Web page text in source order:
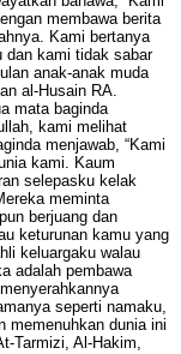
membawa berita
Kami bertanya
dan kami tidak sabar
anak-anak muda
al-Husain RA.
mata baginda
kami melihat
menjawab, “Kami
kami. Kaum
selepasku kelak
meminta
berjuang dan
keturunan kamu yang
keluargaku walau
adalah pembawa
seperti namaku,
memenuhkan dunia ini
Tarmizi, Al-Hakim,